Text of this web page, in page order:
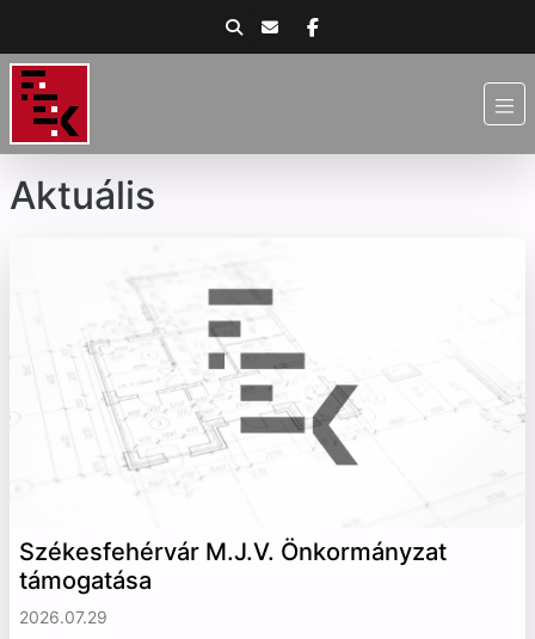
Aktuális
Székesfehérvár M.J.V. Önkormányzat
támogatása
2026.07.29